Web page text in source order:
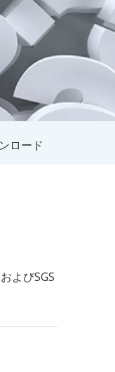
ロード
よびSGS